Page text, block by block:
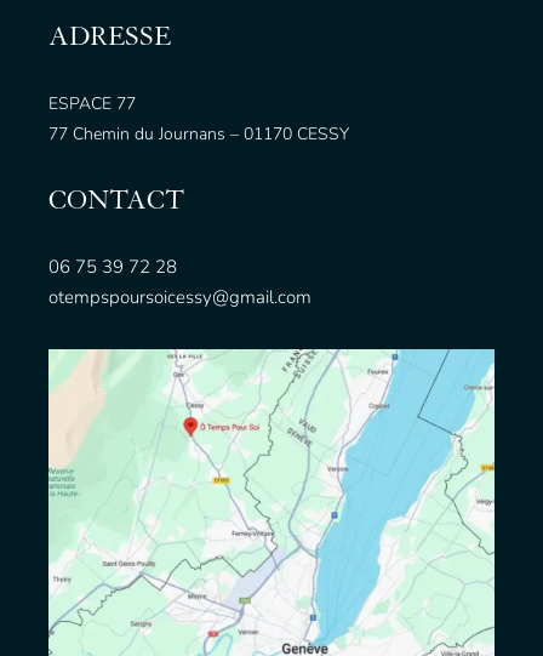
ADRESSE
ESPACE 77
77 Chemin du Journans – 01170 CESSY
CONTACT
06 75 39 72 28
otempspoursoicessy@gmail.com